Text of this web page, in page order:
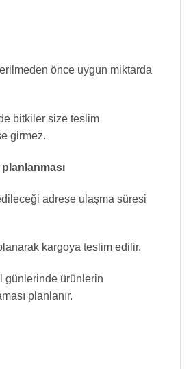
önce uygun miktarda
bitkiler size teslim
girmez.
adrese ulaşma süresi
kargoya teslim edilir.
günlerinde ürünlerin
planlanır.